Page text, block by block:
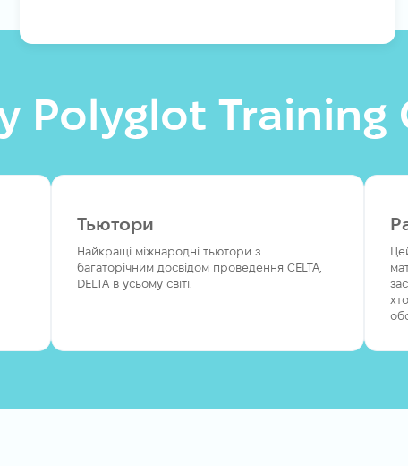
Polyglot Training
Тьютори
Найкращі міжнародні тьютори з
багаторічним досвідом проведення CELTA,
DELTA в усьому світі.